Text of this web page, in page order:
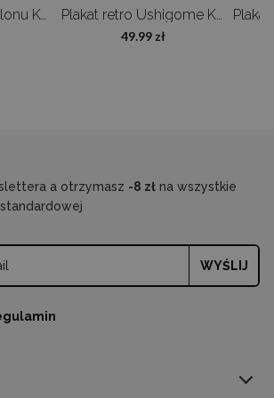
Plakat retro do salonu Kwiaty Adolphe Millot Plakat retro Ushigome Kagurazaka
49.99 zł
a otrzymasz -8 zł na wszystkie
WYŚLIJ